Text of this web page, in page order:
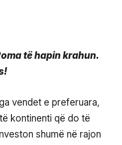
vendet e preferuara,
kontinenti që do të
shumë në rajon